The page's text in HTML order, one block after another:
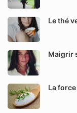
Le thé
Maigrir
La